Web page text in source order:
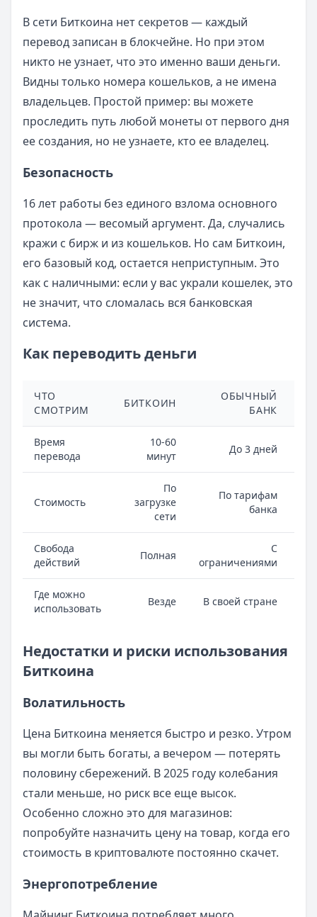
В сети Биткоина нет секретов — каждый
перевод записан в блокчейне. Но при этом
никто не узнает, что это именно ваши деньги.
Видны только номера кошельков, а не имена
владельцев. Простой пример: вы можете
проследить путь любой монеты от первого дня
ее создания, но не узнаете, кто ее владелец.
Безопасность
16 лет работы без единого взлома основного
протокола — весомый аргумент. Да, случались
кражи с бирж и из кошельков. Но сам Биткоин,
его базовый код, остается неприступным. Это
как с наличными: если у вас украли кошелек, это
не значит, что сломалась вся банковская
система.
Как переводить деньги
ЧТО
СМОТРИМ
БИТКОИН
ОБЫЧНЫЙ
БАНК
Время
перевода
10-60
минут
До 3 дней
Стоимость
По
загрузке
сети
По тарифам
банка
Свобода
действий
Полная
С
ограничениями
Где можно
использовать
Везде В своей стране
Недостатки и риски использования
Биткоина
Волатильность
Цена Биткоина меняется быстро и резко. Утром
вы могли быть богаты, а вечером — потерять
половину сбережений. В 2025 году колебания
стали меньше, но риск все еще высок.
Особенно сложно это для магазинов:
попробуйте назначить цену на товар, когда его
стоимость в криптовалюте постоянно скачет.
Энергопотребление